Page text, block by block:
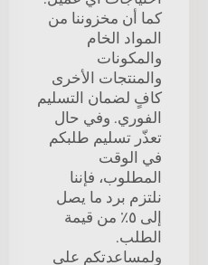
كما أن مخزوننا من
المواد الخام
والمكونات
والمنتجات الأخرى
كافٍ لضمان التسليم
الفوري. وفي حال
تعذّر تسليم طلبكم
في الوقت
المطلوب، فإننا
نلتزم برد ما يصل
إلى ٥٪ من قيمة
الطلب.
ولمساعدتكم على